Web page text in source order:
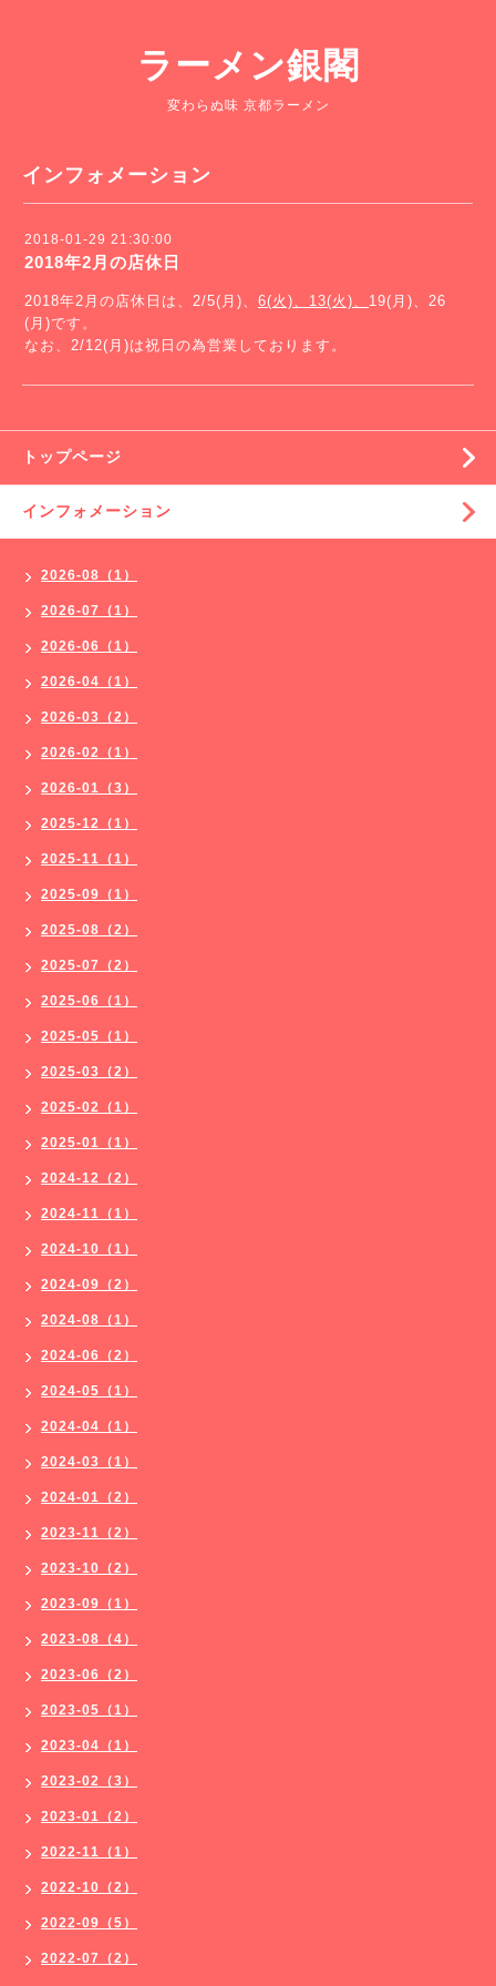
ラーメン銀閣
変わらぬ味 京都ラーメン
インフォメーション
2018-01-29 21:30:00
2018年2月の店休日
2018年2月の店休日は、2/5(月)、 6(火)、13(火)、 19(月)、26
(月)です。
なお、2/12(月)は祝日の為営業しております。
トップページ
インフォメーション
2026-08（1）
2026-07（1）
2026-06（1）
2026-04（1）
2026-03（2）
2026-02（1）
2026-01（3）
2025-12（1）
2025-11（1）
2025-09（1）
2025-08（2）
2025-07（2）
2025-06（1）
2025-05（1）
2025-03（2）
2025-02（1）
2025-01（1）
2024-12（2）
2024-11（1）
2024-10（1）
2024-09（2）
2024-08（1）
2024-06（2）
2024-05（1）
2024-04（1）
2024-03（1）
2024-01（2）
2023-11（2）
2023-10（2）
2023-09（1）
2023-08（4）
2023-06（2）
2023-05（1）
2023-04（1）
2023-02（3）
2023-01（2）
2022-11（1）
2022-10（2）
2022-09（5）
2022-07（2）